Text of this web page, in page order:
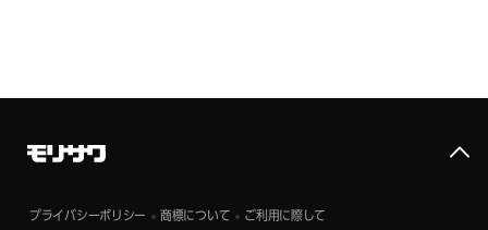
プライバシーポリシー 商標について ご利用に際して